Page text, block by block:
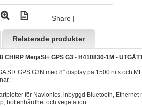
Share |
Relaterade produkter
CHIRP MegaSI+ GPS G3 - H410830-1M -
SI+ GPS G3N med 8″ display på 1500 nits och
för Navionics, inbyggd Bluetooth,
bottenhårdhet och vegetation.